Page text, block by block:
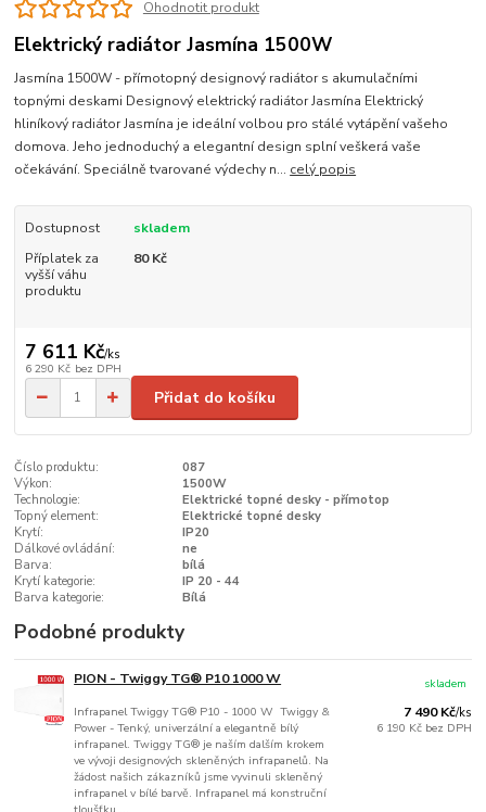
Ohodnotit produkt
Elektrický radiátor Jasmína 1500W
Jasmína 1500W - přímotopný designový radiátor s akumulačními
topnými deskami Designový elektrický radiátor Jasmína Elektrický
hliníkový radiátor Jasmína je ideální volbou pro stálé vytápění vašeho
domova. Jeho jednoduchý a elegantní design splní veškerá vaše
očekávání. Speciálně tvarované výdechy n... celý popis
Dostupnost
skladem
Příplatek za
vyšší váhu
produktu
80 Kč
7 611 Kč/ks
6 290 Kč bez DPH
Přidat do košíku
Číslo produktu:
087
Výkon:
1500W
Technologie:
Elektrické topné desky - přímotop
Topný element:
Elektrické topné desky
Krytí:
IP20
Dálkové ovládání:
ne
Barva:
bílá
Krytí kategorie:
IP 20 - 44
Barva kategorie:
Bílá
Podobné produkty
PION - Twiggy TG® P10 1000 W
Infrapanel Twiggy TG® P10 - 1000 W Twiggy &
Power - Tenký, univerzální a elegantně bílý
infrapanel. Twiggy TG® je naším dalším krokem
ve vývoji designových skleněných infrapanelů. Na
žádost našich zákazníků jsme vyvinuli skleněný
infrapanel v bílé barvě. Infrapanel má konstruční
7 490 Kč/ks
6 190 Kč bez DPH
skladem